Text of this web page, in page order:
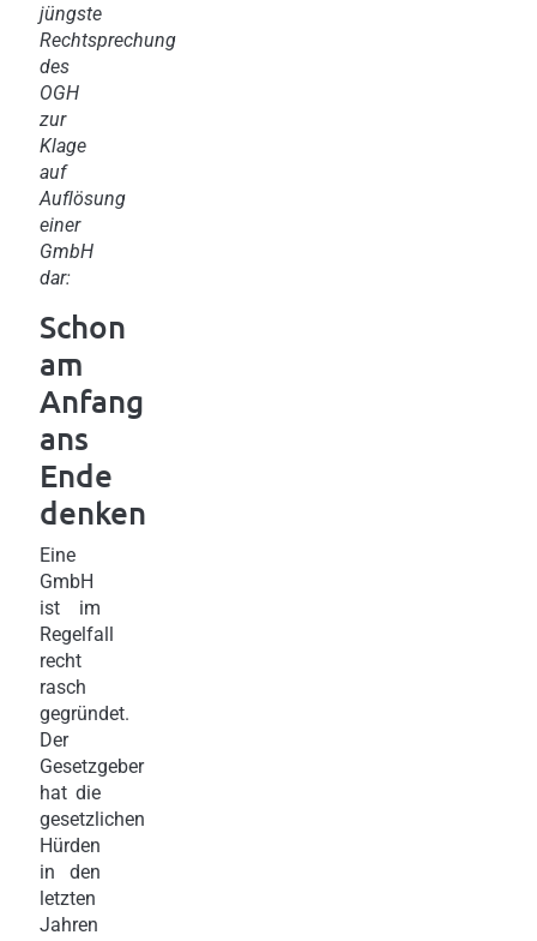
jüngste
Rechtsprechung
des
OGH
zur
Klage
auf
Auflösung
einer
GmbH
dar:
Schon
am
Anfang
ans
Ende
denken
Eine
GmbH
ist im
Regelfall
recht
rasch
gegründet.
Der
Gesetzgeber
hat die
gesetzlichen
Hürden
in den
letzten
Jahren